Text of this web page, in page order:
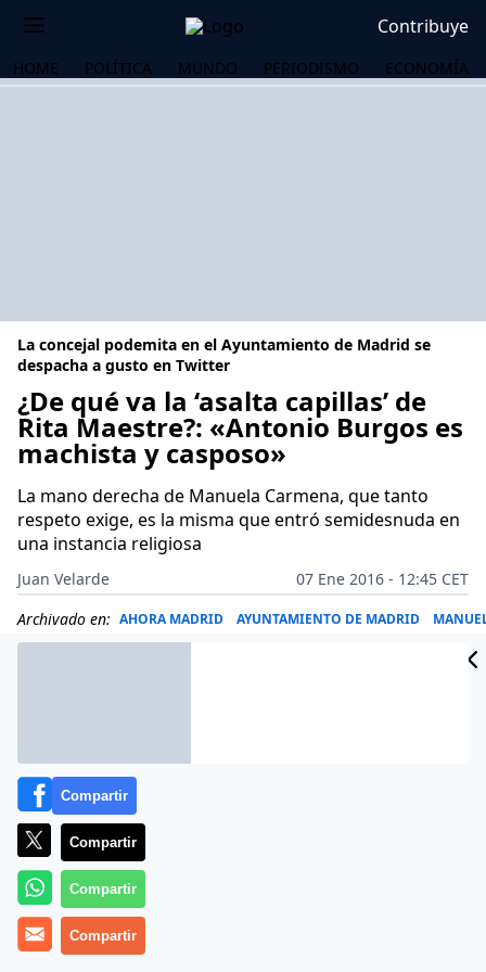
Contribuye
HOME POLÍTICA MUNDO PERIODISMO ECONOMÍA
La concejal podemita en el Ayuntamiento de Madrid se
despacha a gusto en Twitter
¿De qué va la ‘asalta capillas’ de
Rita Maestre?: «Antonio Burgos es
machista y casposo»
La mano derecha de Manuela Carmena, que tanto
respeto exige, es la misma que entró semidesnuda en
una instancia religiosa
Juan Velarde
07 Ene 2016 - 12:45 CET
Archivado en: AHORA MADRID AYUNTAMIENTO DE MADRID
Compartir
Compartir
Compartir
Compartir